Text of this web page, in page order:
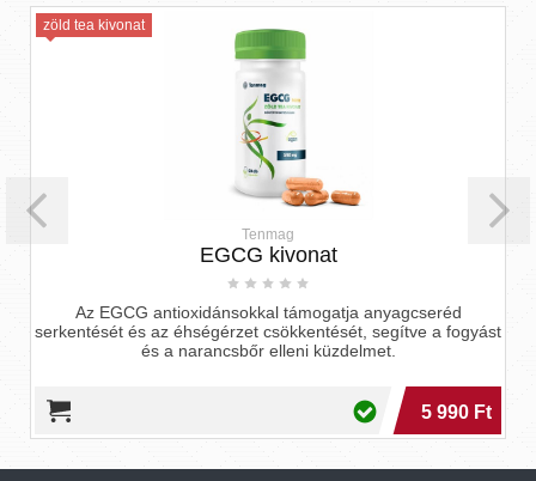
zöld tea kivonat
Tenmag
EGCG kivonat
Az EGCG antioxidánsokkal támogatja anyagcseréd
serkentését és az éhségérzet csökkentését, segítve a fogyást
és a narancsbőr elleni küzdelmet.
5 990 Ft